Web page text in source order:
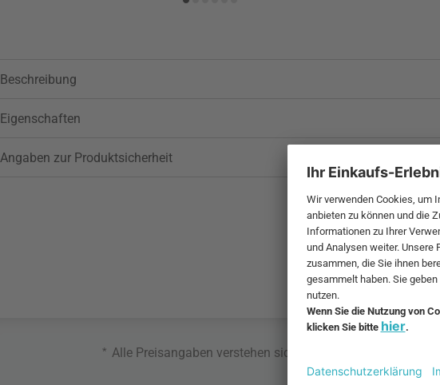
Beschreibung
Eigenschaften
Angaben zur Produktsicherheit
* Alle Preisangaben verstehen sich inklusive MwSt. und zzgl.